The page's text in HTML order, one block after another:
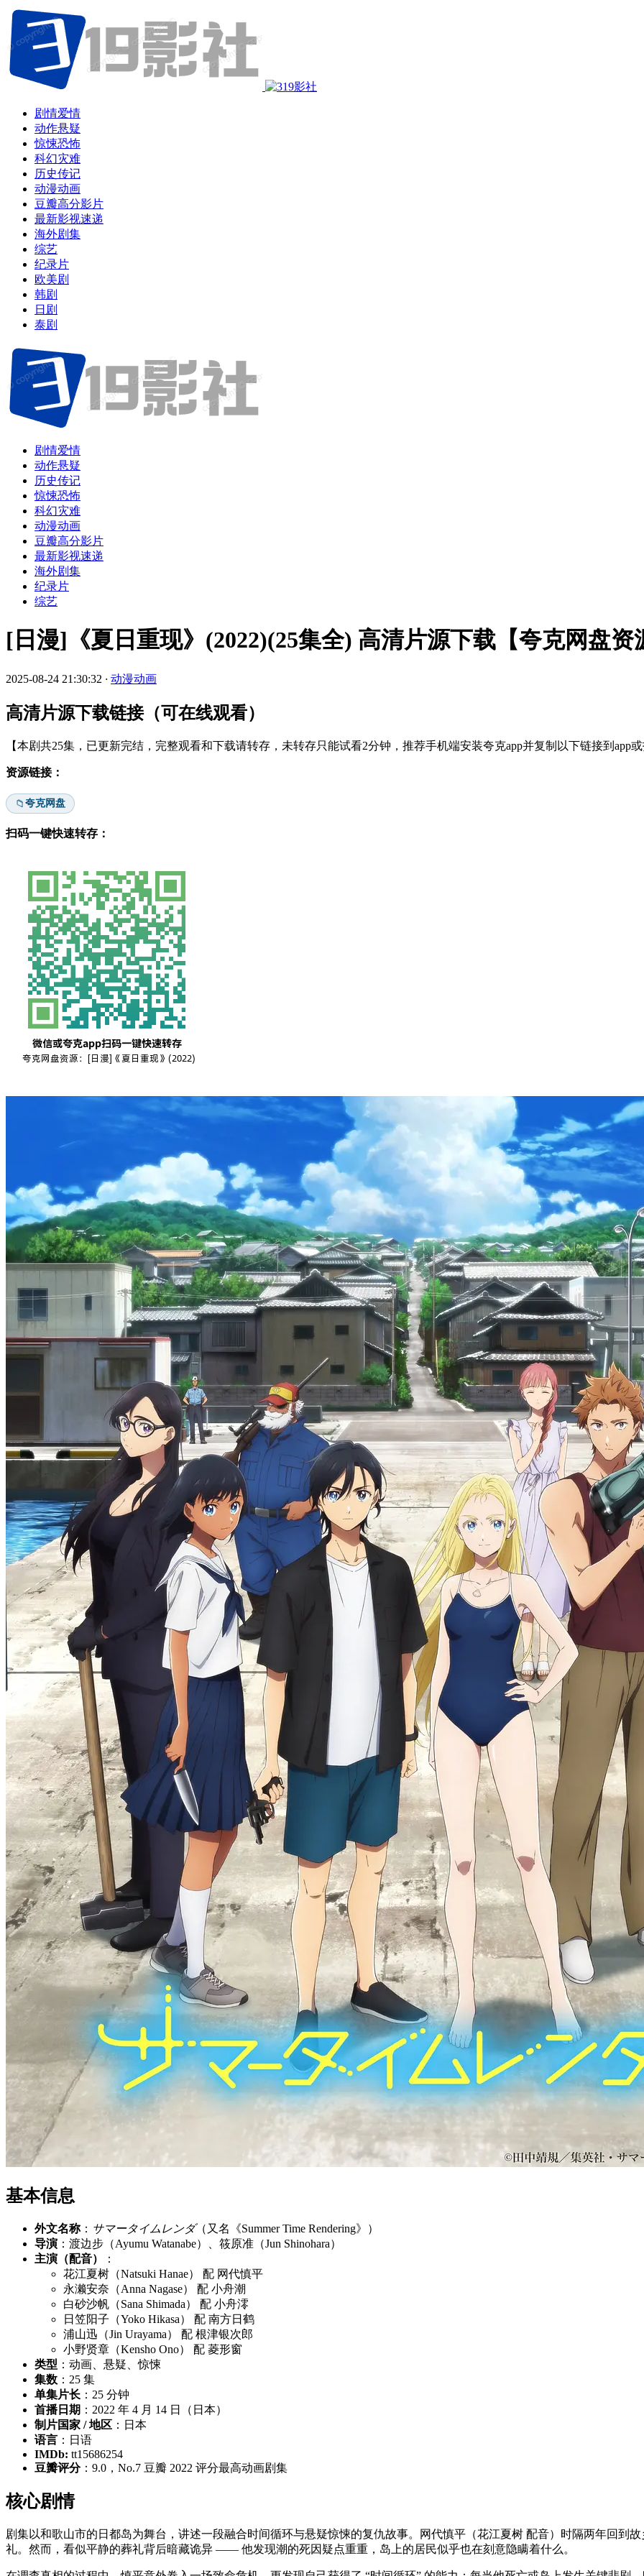
剧情爱情
动作悬疑
惊悚恐怖
科幻灾难
历史传记
动漫动画
豆瓣高分影片
最新影视速递
海外剧集
综艺
纪录片
欧美剧
韩剧
日剧
泰剧
剧情爱情
动作悬疑
历史传记
惊悚恐怖
科幻灾难
动漫动画
豆瓣高分影片
最新影视速递
海外剧集
纪录片
综艺
[日漫]《夏日重现》(2022)(25集全) 高清片源下载【夸克网盘资
2025-08-24 21:30:32 · 动漫动画
高清片源下载链接（可在线观看）
【本剧共25集，已更新完结，完整观看和下载请转存，未转存只能试看2分钟，推荐手机端安装夸克app并复制以下链接到app或
资源链接：
📁夸克网盘
扫码一键快速转存：
基本信息
外文名称： サマータイムレンダ（又名《Summer Time Rendering》）
导演 ：渡边步（Ayumu Watanabe）、筱原准（Jun Shinohara）
主演（配音）
：
花江夏树（Natsuki Hanae） 配 网代慎平
永濑安奈（Anna Nagase） 配 小舟潮
白砂沙帆（Sana Shimada） 配 小舟澪
日笠阳子（Yoko Hikasa） 配 南方日鹤
浦山迅（Jin Urayama） 配 根津银次郎
小野贤章（Kensho Ono） 配 菱形窗
类型 ：动画、悬疑、惊悚
集数 ：25 集
单集片长 ：25 分钟
首播日期 ：2022 年 4 月 14 日（日本）
制片国家 / 地区 ：日本
语言 ：日语
IMDb: tt15686254
豆瓣评分：9.0，No.7 豆瓣 2022 评分最高动画剧集
核心剧情
剧集以和歌山市的日都岛为舞台，讲述一段融合时间循环与悬疑惊悚的复仇故事。网代慎平（花江夏树 配音）时隔两年回到
礼。然而，看似平静的葬礼背后暗藏诡异 —— 他发现潮的死因疑点重重，岛上的居民似乎也在刻意隐瞒着什么。